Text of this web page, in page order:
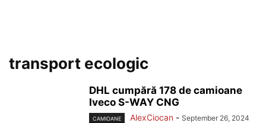
transport ecologic
DHL cumpără 178 de camioane
Iveco S-WAY CNG
CAMIOANE AlexCiocan - September 26, 2024